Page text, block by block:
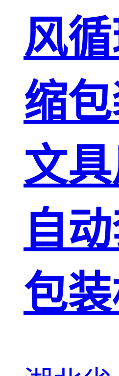
风
缩
文
自
包